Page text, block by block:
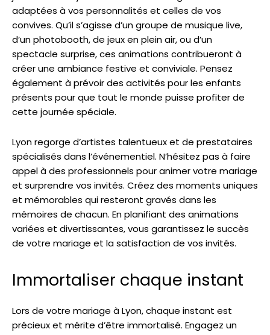
adaptées à vos personnalités et celles de vos
convives. Qu’il s’agisse d’un groupe de musique live,
d’un photobooth, de jeux en plein air, ou d’un
spectacle surprise, ces animations contribueront à
créer une ambiance festive et conviviale. Pensez
également à prévoir des activités pour les enfants
présents pour que tout le monde puisse profiter de
cette journée spéciale.
Lyon regorge d’artistes talentueux et de prestataires
spécialisés dans l’événementiel. N’hésitez pas à faire
appel à des professionnels pour animer votre mariage
et surprendre vos invités. Créez des moments uniques
et mémorables qui resteront gravés dans les
mémoires de chacun. En planifiant des animations
variées et divertissantes, vous garantissez le succès
de votre mariage et la satisfaction de vos invités.
Immortaliser chaque instant
Lors de votre mariage à Lyon, chaque instant est
précieux et mérite d’être immortalisé. Engagez un